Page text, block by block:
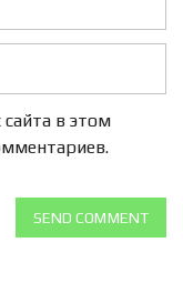
в этом
SEND COMMENT